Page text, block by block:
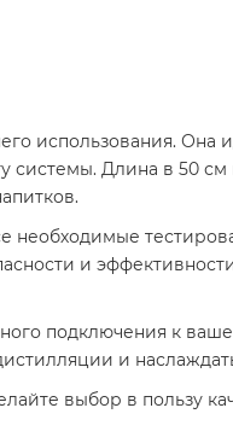
использования. Она
Длина в 50 см
и
подключения к
и
выбор в пользу